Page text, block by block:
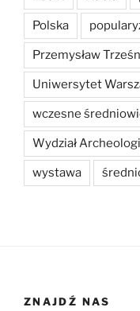
Polska
Przemysław
Uniwersytet
wczesne
Wydział
wystawa
ZNAJDŹ NAS